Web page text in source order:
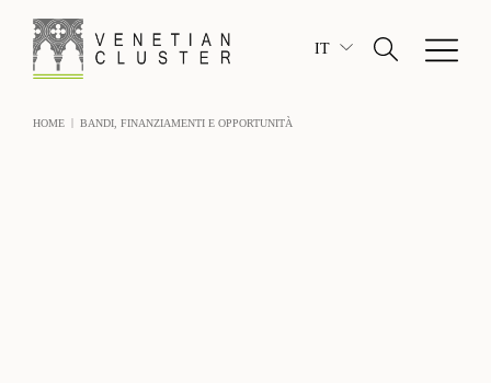
IT
HOME | BANDI, FINANZIAMENTI E OPPORTUNITÀ